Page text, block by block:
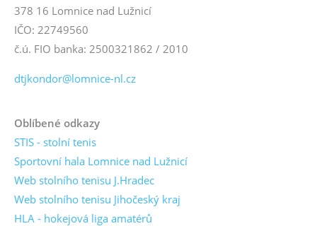
378 16 Lomnice nad Lužnicí
IČO: 22749560
č.ú. FIO banka: 2500321862 / 2010
dtjkondor@lomnice-nl.cz
Oblíbené odkazy
STIS - stolní tenis
Sportovní hala Lomnice nad Lužnicí
Web stolního tenisu J.Hradec
Web stolního tenisu Jihočeský kraj
HLA - hokejová liga amatérů